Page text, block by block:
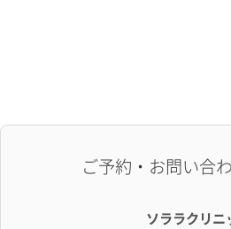
ご予約・お問い合
ソララクリニ